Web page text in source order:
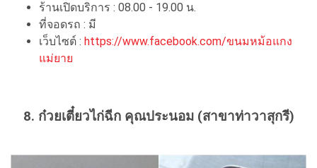
ร้านเปิดบริการ : 08.00 - 19.00 น.
ที่จอดรถ : มี
เว็บไซต์ : https://www.facebook.com/ขนมหม้อแกง
แม่ยาย
8. ก๋วยเตี๋ยวไก่ฉีก คุณประนอม (สาขาท่าวาสุกรี)